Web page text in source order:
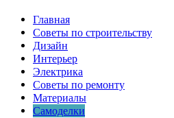
Главная
Советы по строительству
Дизайн
Интерьер
Электрика
Советы по ремонту
Материалы
Самоделки